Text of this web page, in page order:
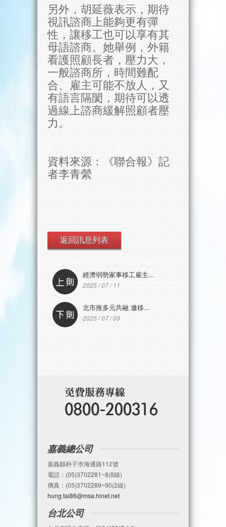
另外，胡延薇表示，期待
視訊諮商上能夠更有彈
性，讓移工也可以享有其
母語諮商。她舉例，外籍
看護照顧長者，壓力大，
一般諮商所，時間難配
合、雇主可能不放人，又
有語言隔閡，期待可以透
過線上諮商緩解照顧者壓
力。
資料來源：《聯合報》記
者李青縈
返回訊息列表
經濟弱勢家事移工雇主...
2025 / 07 / 11
北市推多元共融 邀移...
2025 / 07 / 09
嘉義總公司
嘉義縣朴子市海通路112號
電話：(05)3702281~8(8線)
傳真：(05)3702289~90(2線)
hung.tai86@msa.hinet.net
台北公司